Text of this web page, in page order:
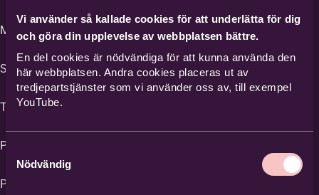
Vi använder så kallade cookies för att underlätta för dig
och göra din upplevelse av webbplatsen bättre.
En del cookies är nödvändiga för att kunna använda den
här webbplatsen. Andra cookies placeras ut av
tredjepartstjänster som vi använder oss av, till exempel
YouTube.
Samtyckesval
Nödvändig
Förnamn*
Efternamn
E-post*
Max 15 deltagare.
Startdatum: Måndag 17 augusti 2026
Tid: 18:40-19:25
Plats: Skårekyrkan, Renvallsvägen 28 i Skåre
Pris: 995 kr för 14 tillfällen.